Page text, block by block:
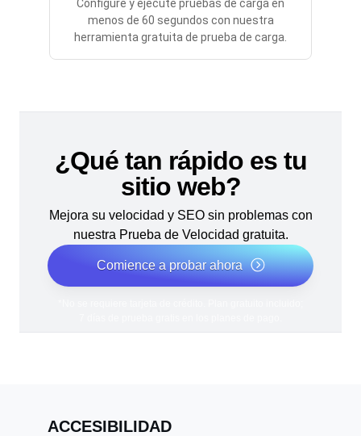
Configure y ejecute pruebas de carga en
menos de 60 segundos con nuestra
herramienta gratuita de prueba de carga.
¿Qué tan rápido es tu
sitio web?
Mejora su velocidad y SEO sin problemas con
nuestra Prueba de Velocidad gratuita.
Comience a probar ahora
ACCESIBILIDAD